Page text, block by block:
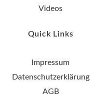
Videos
Quick Links
Impressum
Datenschutzerklärung
AGB